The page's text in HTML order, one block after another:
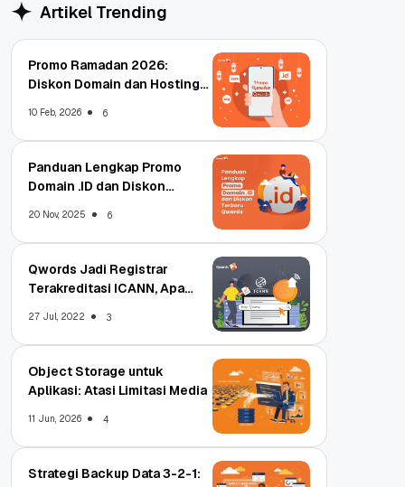
Artikel Trending
Promo Ramadan 2026:
Diskon Domain dan Hosting
10 Feb, 2026 6
Panduan Lengkap Promo
Domain .ID dan Diskon
20 Nov, 2025 6
Qwords Jadi Registrar
Terakreditasi ICANN, Apa
27 Jul, 2022 3
Object Storage untuk
Aplikasi: Atasi Limitasi Media
11 Jun, 2026 4
Strategi Backup Data 3-2-1: